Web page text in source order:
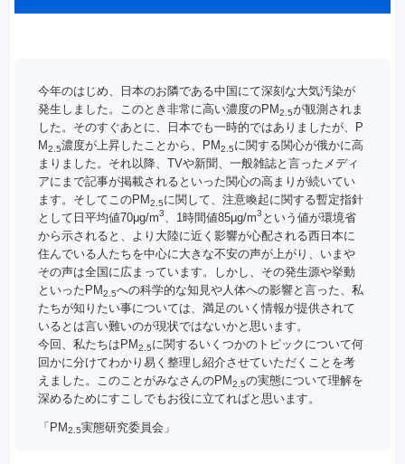
今年のはじめ、日本のお隣である中国にて深刻な大気汚染が
発生しました。このとき非常に高い濃度のPM2.5が観測されま
した。そのすぐあとに、日本でも一時的ではありましたが、P
M2.5濃度が上昇したことから、PM2.5に関する関心が俄かに高
まりました。それ以降、TVや新聞、一般雑誌と言ったメディ
アにまで記事が掲載されるといった関心の高まりが続いてい
ます。そしてこのPM2.5に関して、注意喚起に関する暫定指針
として日平均値70μg/m3、1時間値85μg/m3 という値が環境省
から示されると、より大陸に近く影響が心配される西日本に
住んでいる人たちを中心に大きな不安の声が上がり、いまや
その声は全国に広まっています。しかし、その発生源や挙動
といったPM2.5への科学的な知見や人体への影響と言った、私
たちが知りたい事については、満足のいく情報が提供されて
いるとは言い難いのが現状ではないかと思います。
今回、私たちはPM2.5に関するいくつかのトピックについて何
回かに分けてわかり易く整理し紹介させていただくことを考
えました。このことがみなさんのPM2.5の実態について理解を
深めるためにすこしでもお役に立てればと思います。
「PM2.5実態研究委員会」